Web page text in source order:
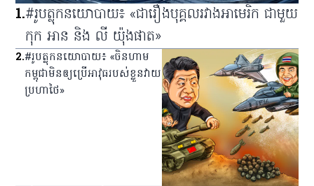
1.#រូបត្លុកនយោបាយ៖ «ជារឿងបុគ្គលរវាងអាមេរិក ជាមួយ
កុក អាន និង លី យ៉ុងផាត»
2.#រូបត្លុកនយោបាយ៖ «ចិនហាម
កម្ពុជាមិនឲ្យប្រើអាវុធរបស់ខ្លួនវាយ
ប្រហាថៃ»